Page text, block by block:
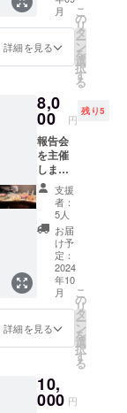
す！
ます！
(プレイ
環境は
ご自身
いたし
ます。)
開催時
期：リ
ターン
後 期
間：未
定 プレ
イ時
間：毎
週水曜
日21：
00～
2時間～
3時間程
度
月
詳細を見る
こ
の
リ
タ
ー
ン
を
選
択
す
る
8,0
00 円
残り5
報告会
を主催
します
場所：
当店 日
時：プ
レイ
オープ
ン日10
月頃
12：30
～ス
タート
予定
支援
者：
5人
お届
け予
定：
2024
年10
月
詳細を見る
こ
の
リ
タ
ー
ン
を
選
択
す
る
10,
000 円